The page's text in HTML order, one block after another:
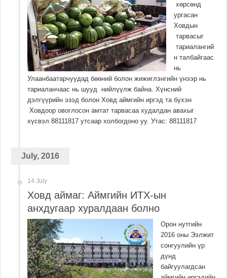
хөрсөнд
ургасан
Ховдын
тарвасыг
тариалангий
н талбайгаас
нь
Улаанбаатарчуудад бөөний болон жижиглэнгийн үнээр нь
тариаланчаас нь шууд нийлүүлж байна. Хүнсний
дэлгүүрийн эзэд болон Ховд аймгийн иргэд та бүхэн
Ховдоор овоглосон амтат тарвасаа худалдан авахыг
хүсвэл 88111817 утсаар холбогдоно уу. Утас: 88111817
July, 2016
14 July
Ховд аймаг: Аймгийн ИТХ-ын
анхдугаар хуралдаан болно
Орон нутгийн
2016 оны Ээлжит
сонгуулийн үр
дүнд
байгуулагдсан